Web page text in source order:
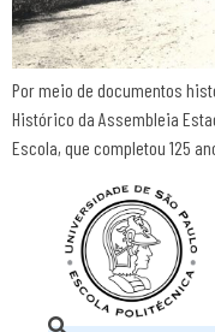
Por meio de documentos
Histórico da Assembleia
Escola, que completou 125